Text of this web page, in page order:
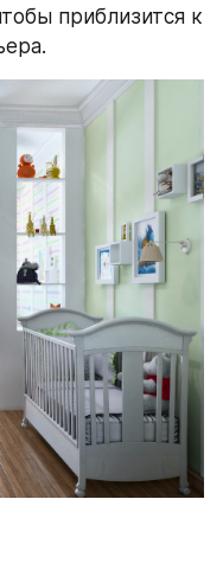
приблизится к